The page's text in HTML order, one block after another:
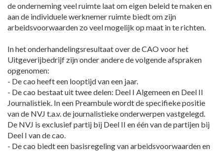
de onderneming veel ruimte laat om eigen beleid te maken en
aan de individuele werknemer ruimte biedt om zijn
arbeidsvoorwaarden zo veel mogelijk op maat in te richten.
In het onderhandelingsresultaat over de CAO voor het
Uitgeverijbedrijf zijn onder andere de volgende afspraken
opgenomen:
- De cao heeft een looptijd van een jaar.
- De cao bestaat uit twee delen: Deel I Algemeen en Deel II
Journalistiek. In een Preambule wordt de specifieke positie
van de NVJ t.a.v. de journalistieke onderwerpen vastgelegd.
De NVJ is exclusief partij bij Deel II en één van de partijen bij
Deel I van de cao.
- De cao biedt een basisregeling van arbeidsvoorwaarden en